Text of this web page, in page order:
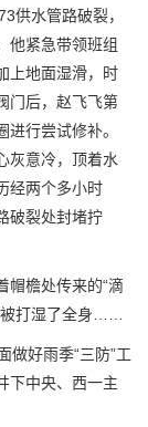
水管路破裂，
他紧急带领班组
上地面湿滑，时
门后，赵飞飞第
行尝试修补。
灰意冷，顶着水
经两个多小时
破裂处封堵拧
檐处传来的“滴
打湿了全身……
好雨季“三防”工
下中央、西一主